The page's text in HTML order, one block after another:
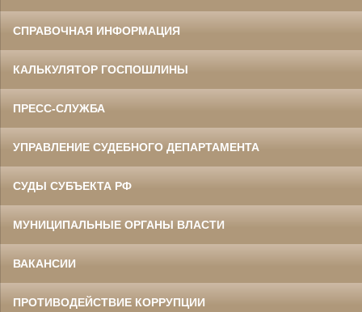
СПРАВОЧНАЯ ИНФОРМАЦИЯ
КАЛЬКУЛЯТОР ГОСПОШЛИНЫ
ПРЕСС-СЛУЖБА
УПРАВЛЕНИЕ СУДЕБНОГО ДЕПАРТАМЕНТА
СУДЫ СУБЪЕКТА РФ
МУНИЦИПАЛЬНЫЕ ОРГАНЫ ВЛАСТИ
ВАКАНСИИ
ПРОТИВОДЕЙСТВИЕ КОРРУПЦИИ